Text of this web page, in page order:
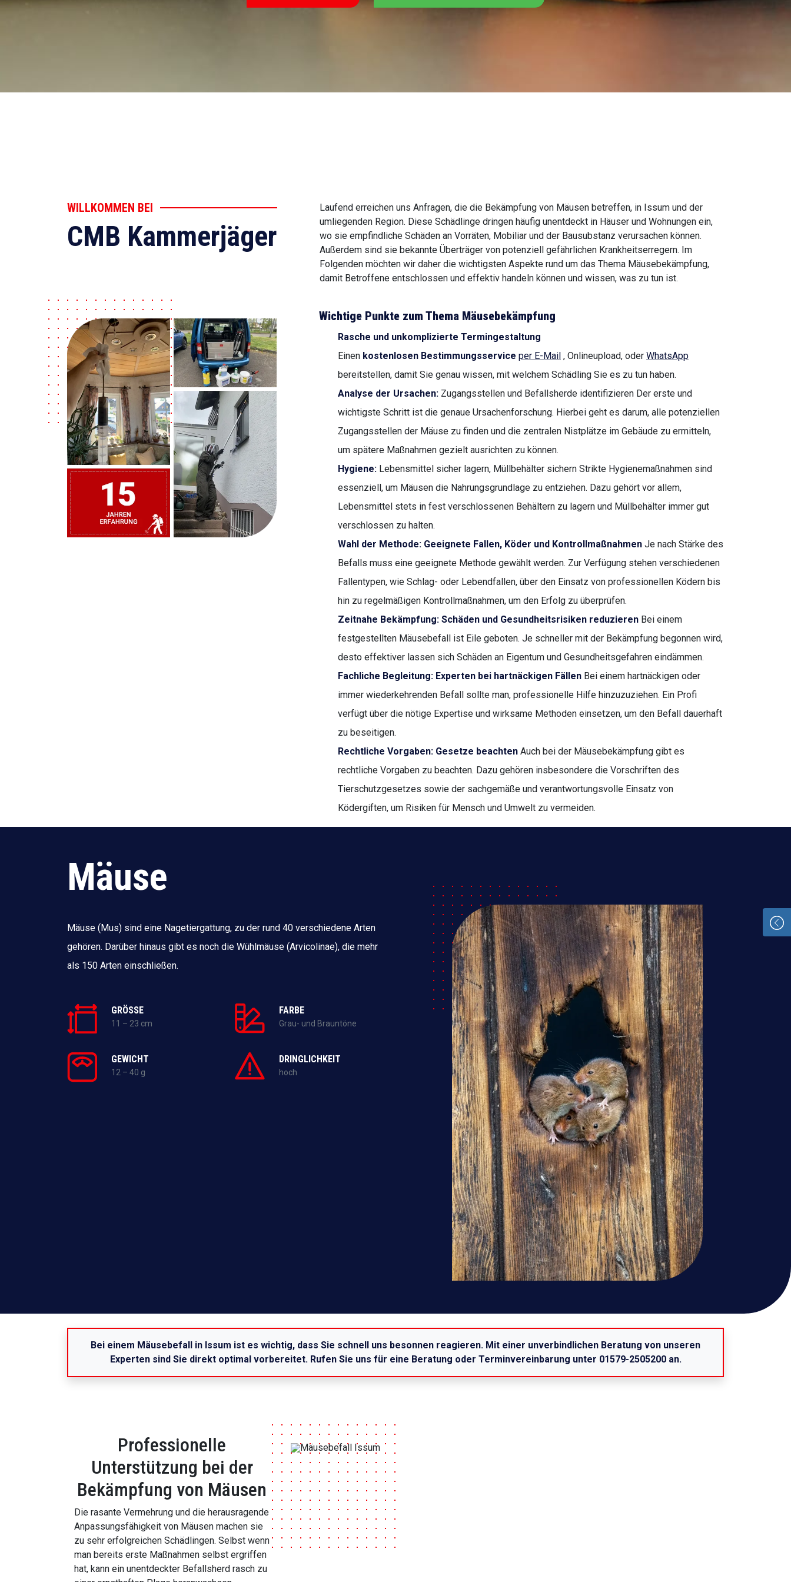
WILLKOMMEN BEI
CMB Kammerjäger
Laufend erreichen uns Anfragen, die die Bekämpfung von Mäusen betreffen, in Issum und der
umliegenden Region. Diese Schädlinge dringen häufig unentdeckt in Häuser und Wohnungen ein,
wo sie empfindliche Schäden an Vorräten, Mobiliar und der Bausubstanz verursachen können.
Außerdem sind sie bekannte Überträger von potenziell gefährlichen Krankheitserregern. Im
Folgenden möchten wir daher die wichtigsten Aspekte rund um das Thema Mäusebekämpfung,
damit Betroffene entschlossen und effektiv handeln können und wissen, was zu tun ist.
Wichtige Punkte zum Thema Mäusebekämpfung
Rasche und unkomplizierte Termingestaltung
Einen kostenlosen Bestimmungsservice per E-Mail , Onlineupload, oder WhatsApp
bereitstellen, damit Sie genau wissen, mit welchem Schädling Sie es zu tun haben.
Analyse der Ursachen: Zugangsstellen und Befallsherde identifizieren Der erste und
wichtigste Schritt ist die genaue Ursachenforschung. Hierbei geht es darum, alle potenziellen
Zugangsstellen der Mäuse zu finden und die zentralen Nistplätze im Gebäude zu ermitteln,
um spätere Maßnahmen gezielt ausrichten zu können.
Hygiene: Lebensmittel sicher lagern, Müllbehälter sichern Strikte Hygienemaßnahmen sind
essenziell, um Mäusen die Nahrungsgrundlage zu entziehen. Dazu gehört vor allem,
Lebensmittel stets in fest verschlossenen Behältern zu lagern und Müllbehälter immer gut
verschlossen zu halten.
Wahl der Methode: Geeignete Fallen, Köder und Kontrollmaßnahmen Je nach Stärke des
Befalls muss eine geeignete Methode gewählt werden. Zur Verfügung stehen verschiedenen
Fallentypen, wie Schlag- oder Lebendfallen, über den Einsatz von professionellen Ködern bis
hin zu regelmäßigen Kontrollmaßnahmen, um den Erfolg zu überprüfen.
Zeitnahe Bekämpfung: Schäden und Gesundheitsrisiken reduzieren Bei einem
festgestellten Mäusebefall ist Eile geboten. Je schneller mit der Bekämpfung begonnen wird,
desto effektiver lassen sich Schäden an Eigentum und Gesundheitsgefahren eindämmen.
Fachliche Begleitung: Experten bei hartnäckigen Fällen Bei einem hartnäckigen oder
immer wiederkehrenden Befall sollte man, professionelle Hilfe hinzuzuziehen. Ein Profi
verfügt über die nötige Expertise und wirksame Methoden einsetzen, um den Befall dauerhaft
zu beseitigen.
Rechtliche Vorgaben: Gesetze beachten Auch bei der Mäusebekämpfung gibt es
rechtliche Vorgaben zu beachten. Dazu gehören insbesondere die Vorschriften des
Tierschutzgesetzes sowie der sachgemäße und verantwortungsvolle Einsatz von
Ködergiften, um Risiken für Mensch und Umwelt zu vermeiden.
Mäuse
Mäuse (Mus) sind eine Nagetiergattung, zu der rund 40 verschiedene Arten
gehören. Darüber hinaus gibt es noch die Wühlmäuse (Arvicolinae), die mehr
als 150 Arten einschließen.
GRÖSSE
11 – 23 cm
FARBE
Grau- und Brauntöne
GEWICHT
12 – 40 g
DRINGLICHKEIT
hoch
Bei einem Mäusebefall in Issum ist es wichtig, dass Sie schnell uns besonnen reagieren. Mit einer unverbindlichen Beratung von unseren
Experten sind Sie direkt optimal vorbereitet. Rufen Sie uns für eine Beratung oder Terminvereinbarung unter 01579-2505200 an.
Professionelle
Unterstützung bei der
Bekämpfung von Mäusen
Die rasante Vermehrung und die herausragende
Anpassungsfähigkeit von Mäusen machen sie
zu sehr erfolgreichen Schädlingen. Selbst wenn
man bereits erste Maßnahmen selbst ergriffen
hat, kann ein unentdeckter Befallsherd rasch zu